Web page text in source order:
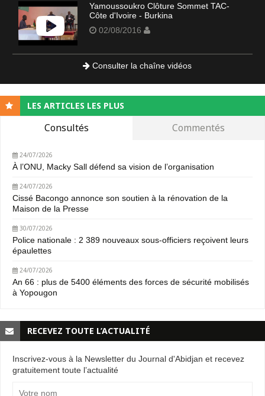
Yamoussoukro Clôture Sommet TAC-
Côte d'Ivoire - Burkina
02/08/2016
Consulter la chaîne vidéos
LES ARTICLES LES PLUS
Consultés Commentés
24/07/2026
À l’ONU, Macky Sall défend sa vision de l’organisation
24/07/2026
Cissé Bacongo annonce son soutien à la rénovation de la
Maison de la Presse
30/07/2026
Police nationale : 2 389 nouveaux sous-officiers reçoivent leurs
épaulettes
24/07/2026
An 66 : plus de 5400 éléments des forces de sécurité mobilisés
à Yopougon
RECEVEZ TOUTE L’ACTUALITÉ
Inscrivez-vous à la Newsletter du Journal d'Abidjan et recevez
gratuitement toute l’actualité